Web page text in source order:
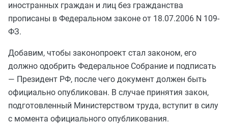
иностранных граждан и лиц без гражданства
прописаны в Федеральном законе от 18.07.2006 N 109-
ФЗ.
Добавим, чтобы законопроект стал законом, его
должно одобрить Федеральное Собрание и подписать
— Президент РФ, после чего документ должен быть
официально опубликован. В случае принятия закон,
подготовленный Министерством труда, вступит в силу
с момента официального опубликования.